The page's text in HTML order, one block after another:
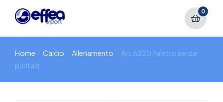
0
Home Calcio Allenamento
Art.6220 Paletto senza
puntale